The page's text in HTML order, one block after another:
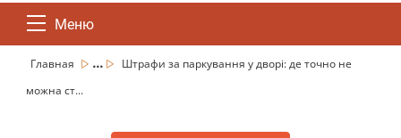
Меню
Главная ...
Штрафи за паркування у дворі: де точно не
можна ст...